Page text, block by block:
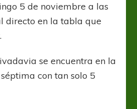
5 de noviembre a las
directo en la tabla que
se encuentra en la
con tan solo 5